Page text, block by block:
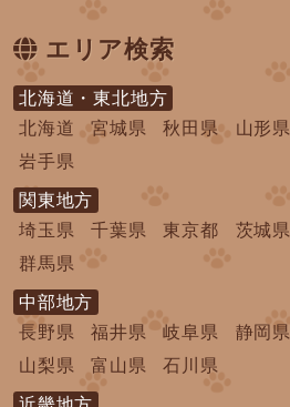
エリア検索
北海道・東北地方
北海道
宮城県 秋田県 山形県
岩手県
関東地方
埼玉県
千葉県 東京都 茨城県
群馬県
中部地方
長野県
福井県 岐阜県 静岡県
山梨県
富山県 石川県